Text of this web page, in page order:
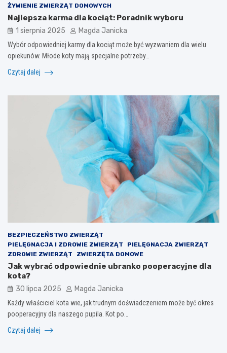
ŻYWIENIE ZWIERZĄT DOMOWYCH
Najlepsza karma dla kociąt: Poradnik wyboru
1 sierpnia 2025 Magda Janicka
Wybór odpowiedniej karmy dla kociąt może być wyzwaniem dla wielu
opiekunów. Młode koty mają specjalne potrzeby…
Czytaj dalej
BEZPIECZEŃSTWO ZWIERZĄT
PIELĘGNACJA I ZDROWIE ZWIERZĄT
PIELĘGNACJA ZWIERZĄT
ZDROWIE ZWIERZĄT
ZWIERZĘTA DOMOWE
Jak wybrać odpowiednie ubranko pooperacyjne dla
kota?
30 lipca 2025 Magda Janicka
Każdy właściciel kota wie, jak trudnym doświadczeniem może być okres
pooperacyjny dla naszego pupila. Kot po…
Czytaj dalej